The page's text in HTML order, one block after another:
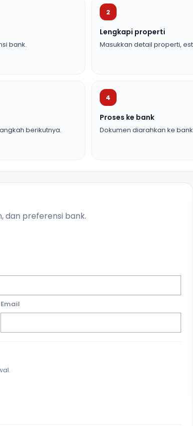
bank.
2
Lengkapi properti
Masukkan detail properti,
berikutnya.
4
Proses ke bank
Dokumen diarahkan ke
dan preferensi bank.
Email